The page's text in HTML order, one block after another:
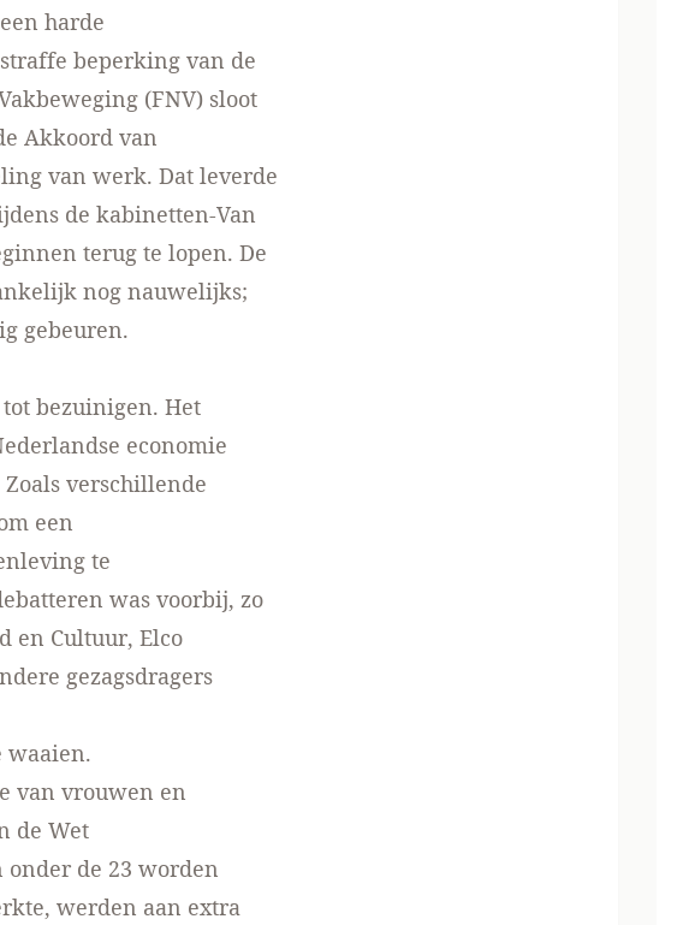
harde
beperking van de
(FNV) sloot
Akkoord van
van werk. Dat leverde
de kabinetten-Van
terug te lopen. De
nog nauwelijks;
gebeuren.
bezuinigen. Het
economie
verschillende
een
te
was voorbij, zo
en Cultuur, Elco
gezagsdragers
waaien.
van vrouwen en
de Wet
de 23 worden
werden aan extra